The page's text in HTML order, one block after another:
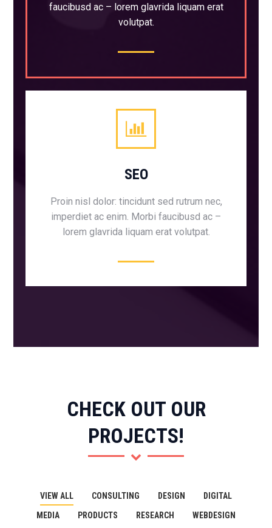
faucibusd ac – lorem glavrida liquam erat
volutpat.
SEO
Proin nisl dolor: tincidunt sed rutrum nec,
imperdiet ac enim. Morbi faucibusd ac –
lorem glavrida liquam erat volutpat.
CHECK OUT OUR
PROJECTS!
VIEW ALL CONSULTING DESIGN
DIGITAL
MEDIA
PRODUCTS RESEARCH WEBDESIGN